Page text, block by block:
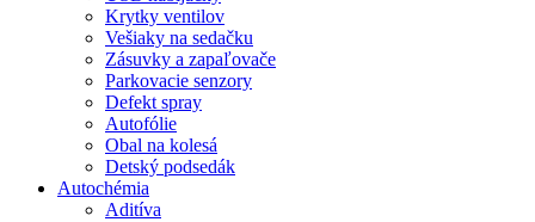
Krytky ventilov
Vešiaky na sedačku
Zásuvky a zapaľovače
Parkovacie senzory
Defekt spray
Autofólie
Obal na kolesá
Detský podsedák
Autochémia
Aditíva